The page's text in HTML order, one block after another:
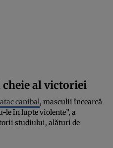
cheie al victoriei
canibal, masculii încearcă
le în lupte violente”, a
studiului, alături de